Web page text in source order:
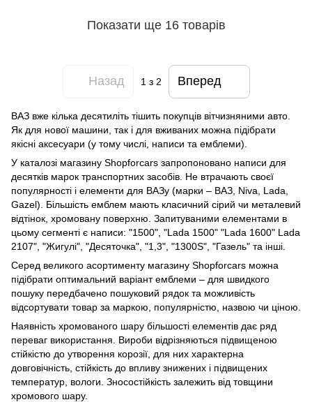
Показати ще 16 товарів
Назад 1 з 2 Вперед
ВАЗ вже кілька десятиліть тішить покупців вітчизняними авто.
Як для нової машини, так і для вживаних можна підібрати
якісні аксесуари (у тому числі, написи та емблеми).
У каталозі магазину Shopforcars запропоновано написи для
десятків марок транспортних засобів. Не втрачають своєї
популярності і елементи для ВАЗу (марки – ВАЗ, Niva, Lada,
Gazel). Більшість емблем мають класичний сірий чи металевий
відтінок, хромовану поверхню. Запитуваними елементами в
цьому сегменті є написи: "1500", "Lada 1500" "Lada 1600" Lada
2107", "Жигулі", "Десяточка", "1,3", "1300S", "Газель" та інші.
Серед великого асортименту магазину Shopforcars можна
підібрати оптимальний варіант емблеми – для швидкого
пошуку передбачено пошуковий рядок та можливість
відсортувати товар за маркою, популярністю, назвою чи ціною.
Наявність хромованого шару більшості елементів дає ряд
переваг використання. Вироби відрізняються підвищеною
стійкістю до утворення корозії, для них характерна
довговічність, стійкість до впливу знижених і підвищених
температур, вологи. Зносостійкість залежить від товщини
хромового шару.